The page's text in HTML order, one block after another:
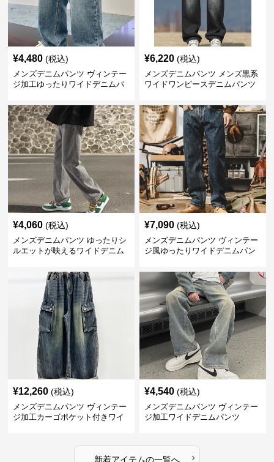
¥4,480 (税込)
メンズデニムパンツ ヴィンテー
ジ加工ゆったりワイドデニムパ
¥6,220 (税込)
メンズデニムパンツ メンズ黒系
ワイドワンピースデニムパンツ
¥4,060 (税込)
メンズデニムパンツ ゆったりシ
ルエットが映えるワイドデニム
¥7,090 (税込)
メンズデニムパンツ ヴィンテー
ジ風ゆったりワイドデニムパン
¥12,260 (税込)
メンズデニムパンツ ヴィンテー
ジ加工カーゴポケット付きワイ
¥4,540 (税込)
メンズデニムパンツ ヴィンテー
ジ加工ワイドデニムパンツ
新着アイテムの一覧へ ›